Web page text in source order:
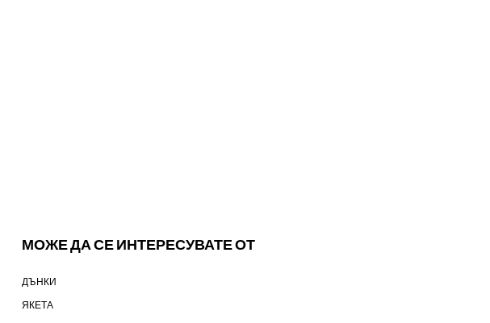
МОЖЕ ДА СЕ ИНТЕРЕСУВАТЕ ОТ
ДЪНКИ
ЯКЕТА